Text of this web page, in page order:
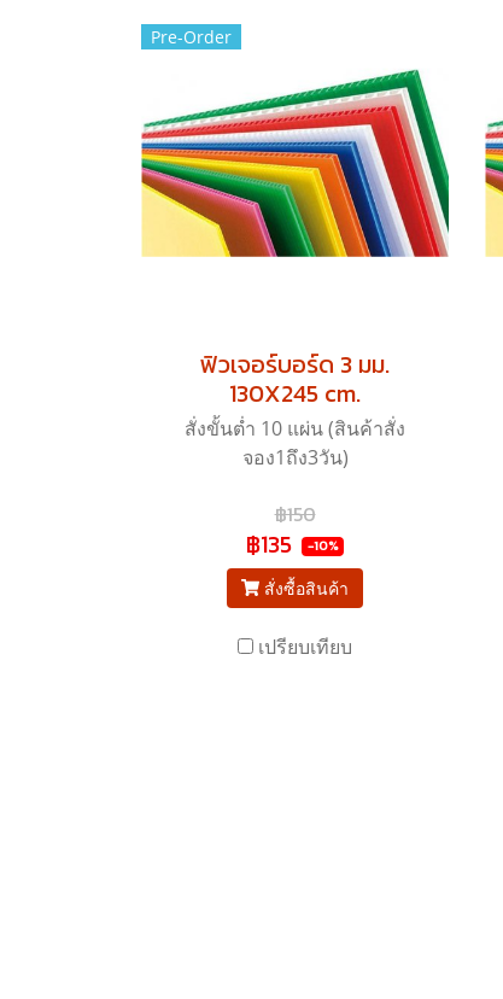
Pre-Order
ฟิวเจอร์บอร์ด 3 มม.
130X245 cm.
สั่งขั้นต่ำ 10 แผ่น (สินค้าสั่ง
จอง1ถึง3วัน)
฿150
฿135 -10%
สั่งซื้อสินค้า
เปรียบเทียบ